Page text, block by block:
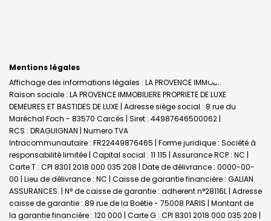
Mentions légales
Affichage des informations légales : LA PROVENCE IMMOBILIERE |
Raison sociale : LA PROVENCE IMMOBILIERE PROPRIETE DE LUXE
DEMEURES ET BASTIDES DE LUXE | Adresse siège social : 8 rue du
Maréchal Foch - 83570 Carcès | Siret : 44987646500062 |
RCS : DRAGUIGNAN | Numero TVA
Intracommunautaire : FR22449876465 | Forme juridique : Société à
responsabilité limitée | Capital social : 11 115 | Assurance RCP : NC |
Carte T : CPI 8301 2018 000 035 208 | Date de délivrance : 0000-00-
00 | Lieu de délivrance : NC | Caisse de garantie financière : GALIAN
ASSURANCES. | N° de caisse de garantie : adherent n°28116L | Adresse
caisse de garantie : 89 rue de la Boétie - 75008 PARIS | Montant de
la garantie financière : 120 000 | Carte G : CPI 8301 2018 000 035 208 |